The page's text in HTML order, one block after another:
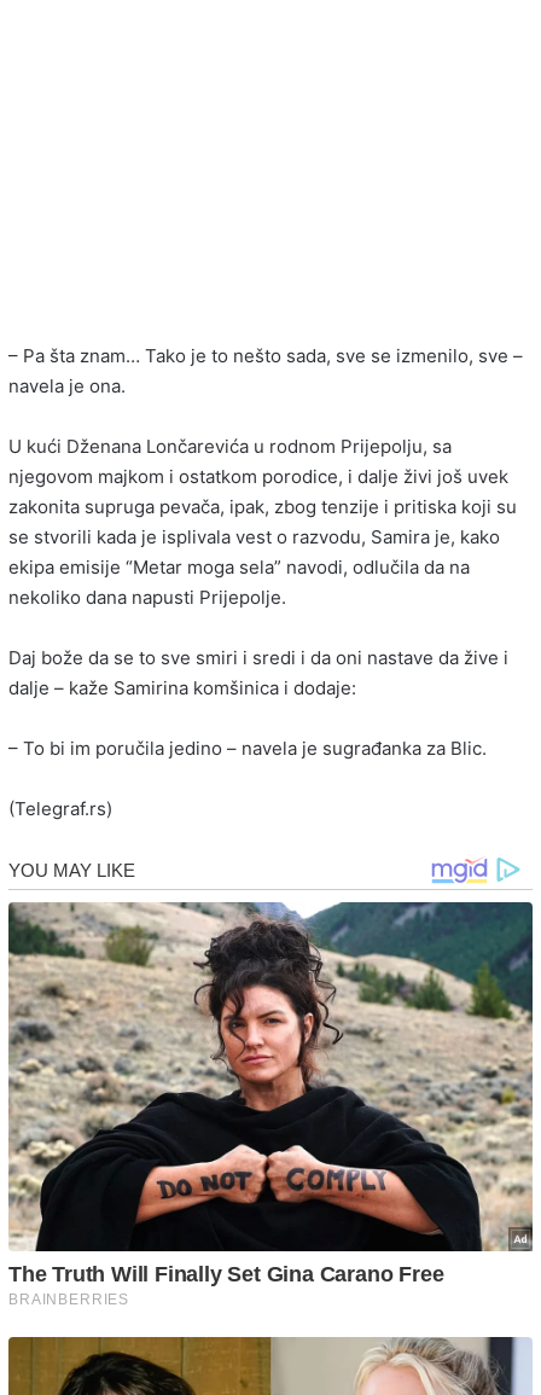
– Pa šta znam… Tako je to nešto sada, sve se izmenilo, sve –
navela je ona.
U kući Dženana Lončarevića u rodnom Prijepolju, sa
njegovom majkom i ostatkom porodice, i dalje živi još uvek
zakonita supruga pevača, ipak, zbog tenzije i pritiska koji su
se stvorili kada je isplivala vest o razvodu, Samira je, kako
ekipa emisije “Metar moga sela” navodi, odlučila da na
nekoliko dana napusti Prijepolje.
Daj bože da se to sve smiri i sredi i da oni nastave da žive i
dalje – kaže Samirina komšinica i dodaje:
– To bi im poručila jedino – navela je sugrađanka za Blic.
(Telegraf.rs)